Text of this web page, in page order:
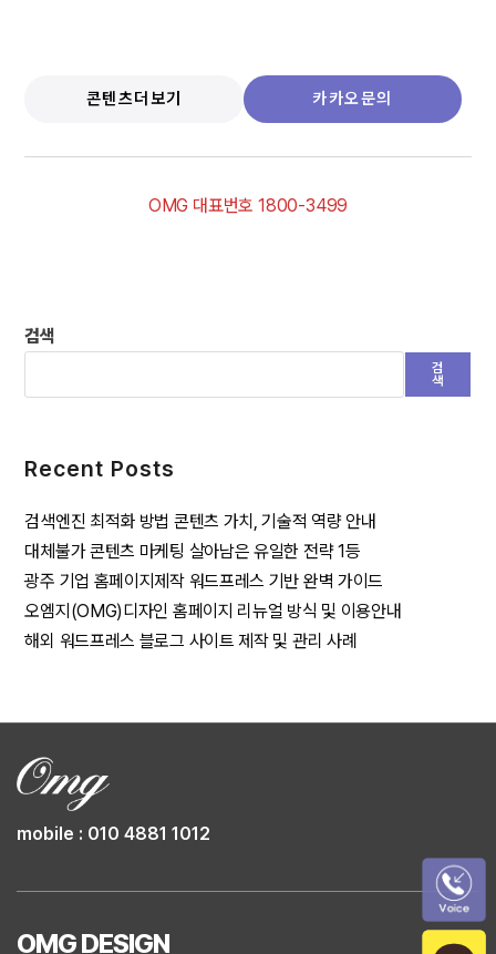
콘텐츠더보기 카카오문의
OMG 대표번호 1800-3499
검색
검
색
Recent Posts
검색엔진 최적화 방법 콘텐츠 가치, 기술적 역량 안내
대체불가 콘텐츠 마케팅 살아남은 유일한 전략 1등
광주 기업 홈페이지제작 워드프레스 기반 완벽 가이드
오엠지(OMG)디자인 홈페이지 리뉴얼 방식 및 이용안내
해외 워드프레스 블로그 사이트 제작 및 관리 사례
OMG DESIGN
mobile : 010 4881 1012